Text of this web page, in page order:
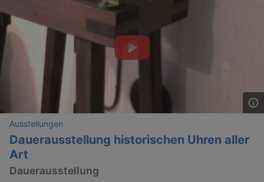
Ausstellungen
Dauerausstellung historischen Uhren aller
Art
Dauerausstellung
GPS
Google LLC
VISITOR_INFO1_LIVE
Google LLC